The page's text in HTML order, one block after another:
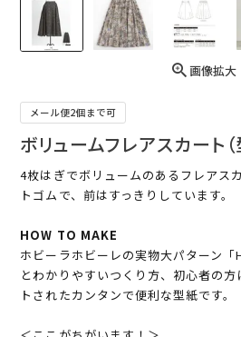
画像拡大
メール便2個まで可
ボリュームフレアスカート（
4枚はぎでボリュームのあるフレアス
トゴムで、前はすっきりしています。
HOW TO MAKE
ホビーラホビーレの実物大パターン「
とわかりやすいつくり方、初心者の
トされたカンタンで便利な型紙です。